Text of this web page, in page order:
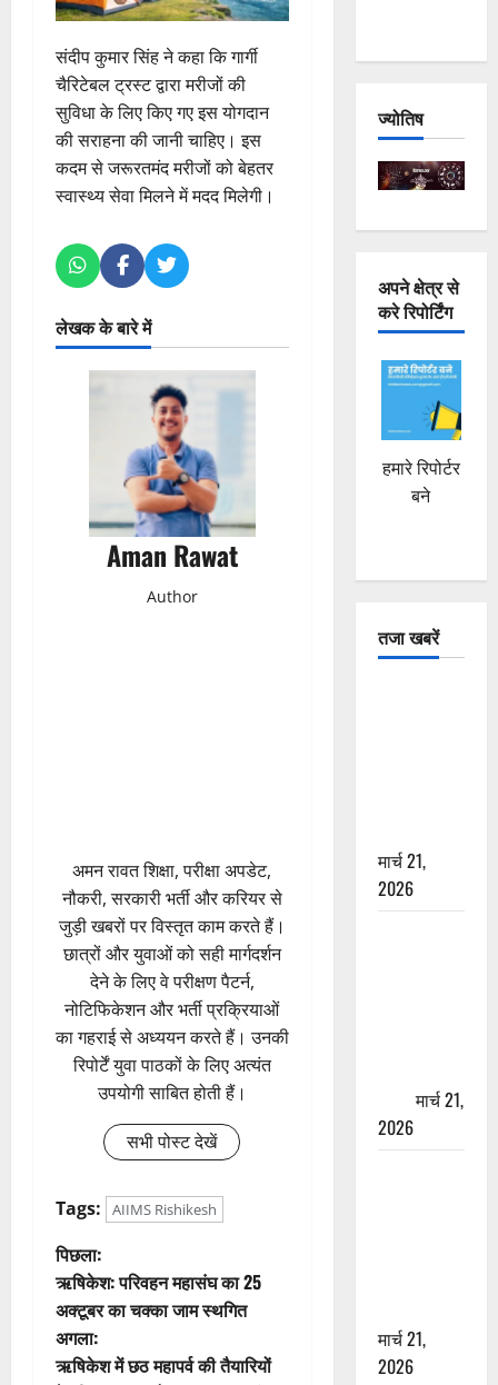
संदीप कुमार सिंह ने कहा कि गार्गी
चैरिटेबल ट्रस्ट द्वारा मरीजों की
सुविधा के लिए किए गए इस योगदान
की सराहना की जानी चाहिए। इस
कदम से जरूरतमंद मरीजों को बेहतर
स्वास्थ्य सेवा मिलने में मदद मिलेगी।
लेखक के बारे में
Aman Rawat
Author
अमन रावत शिक्षा, परीक्षा अपडेट,
नौकरी, सरकारी भर्ती और करियर से
जुड़ी खबरों पर विस्तृत काम करते हैं।
छात्रों और युवाओं को सही मार्गदर्शन
देने के लिए वे परीक्षण पैटर्न,
नोटिफिकेशन और भर्ती प्रक्रियाओं
का गहराई से अध्ययन करते हैं। उनकी
रिपोर्टें युवा पाठकों के लिए अत्यंत
उपयोगी साबित होती हैं।
सभी पोस्ट देखें
Tags: AIIMS Rishikesh
पो
स्ट
ने
पिछला:
ऋषिकेश: परिवहन महासंघ का 25
अक्टूबर का चक्का जाम स्थगित
अगला:
ऋषिकेश में छठ महापर्व की तैयारियों
ज्योतिष
अपने क्षेत्र से
करे रिपोर्टिंग
हमारे रिपोर्टर
बने
तजा खबरें
मार्च 21,
2026
मार्च 21,
2026
मार्च 21,
2026